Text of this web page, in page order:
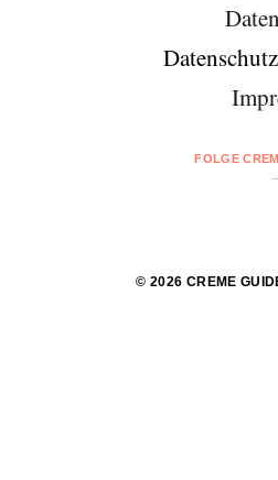
FOLGE
© 2026 CREME